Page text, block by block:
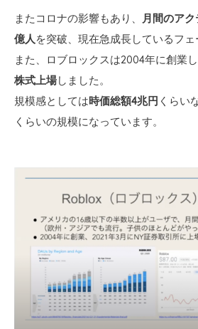
またコロナの影響もあり、
月間のア
億人を突破、現在急成長しているフェ
また、ロブロックスは2004年に創業し
株式上場しました。
規模感としては時価総額4兆円 くらい
くらいの規模になっています。